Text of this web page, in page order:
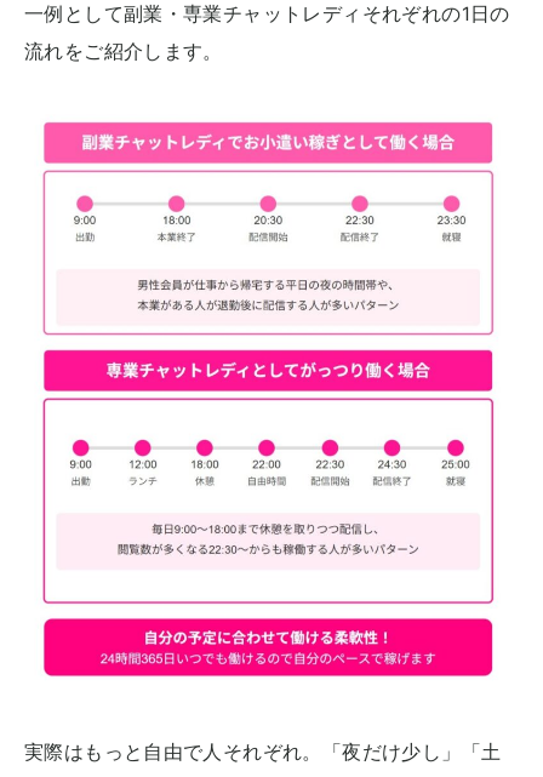
一例として副業・専業チャットレディそれぞれの1日の
流れをご紹介します。
実際はもっと自由で人それぞれ。「夜だけ少し」「土